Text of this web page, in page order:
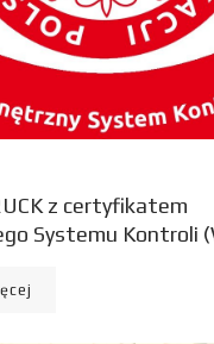
z certyfikatem
Systemu Kontroli